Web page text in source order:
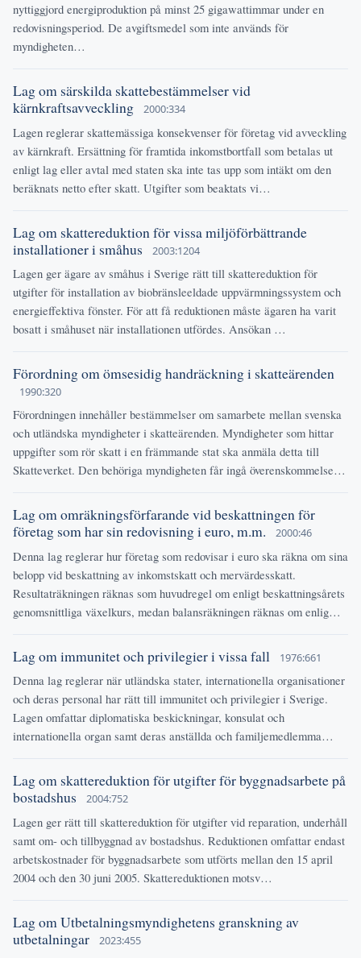
nyttiggjord energiproduktion på minst 25 gigawattimmar under en
redovisningsperiod. De avgiftsmedel som inte används för
myndigheten…
Lag om särskilda skattebestämmelser vid
kärnkraftsavveckling
2000:334
Lagen reglerar skattemässiga konsekvenser för företag vid avveckling
av kärnkraft. Ersättning för framtida inkomstbortfall som betalas ut
enligt lag eller avtal med staten ska inte tas upp som intäkt om den
beräknats netto efter skatt. Utgifter som beaktats vi…
Lag om skattereduktion för vissa miljöförbättrande
installationer i småhus
2003:1204
Lagen ger ägare av småhus i Sverige rätt till skattereduktion för
utgifter för installation av biobränsleeldade uppvärmningssystem och
energieffektiva fönster. För att få reduktionen måste ägaren ha varit
bosatt i småhuset när installationen utfördes. Ansökan …
Förordning om ömsesidig handräckning i skatteärenden
1990:320
Förordningen innehåller bestämmelser om samarbete mellan svenska
och utländska myndigheter i skatteärenden. Myndigheter som hittar
uppgifter som rör skatt i en främmande stat ska anmäla detta till
Skatteverket. Den behöriga myndigheten får ingå överenskommelse…
Lag om omräkningsförfarande vid beskattningen för
företag som har sin redovisning i euro, m.m.
2000:46
Denna lag reglerar hur företag som redovisar i euro ska räkna om sina
belopp vid beskattning av inkomstskatt och mervärdesskatt.
Resultaträkningen räknas som huvudregel om enligt beskattningsårets
genomsnittliga växelkurs, medan balansräkningen räknas om enlig…
Lag om immunitet och privilegier i vissa fall 1976:661
Denna lag reglerar när utländska stater, internationella organisationer
och deras personal har rätt till immunitet och privilegier i Sverige.
Lagen omfattar diplomatiska beskickningar, konsulat och
internationella organ samt deras anställda och familjemedlemma…
Lag om skattereduktion för utgifter för byggnadsarbete på
bostadshus
2004:752
Lagen ger rätt till skattereduktion för utgifter vid reparation, underhåll
samt om- och tillbyggnad av bostadshus. Reduktionen omfattar endast
arbetskostnader för byggnadsarbete som utförts mellan den 15 april
2004 och den 30 juni 2005. Skattereduktionen motsv…
Lag om Utbetalningsmyndighetens granskning av
utbetalningar
2023:455